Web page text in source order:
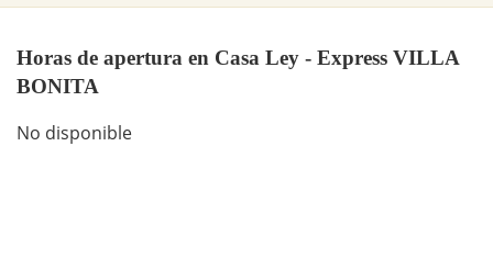
Horas de apertura en Casa Ley - Express VILLA
BONITA
No disponible